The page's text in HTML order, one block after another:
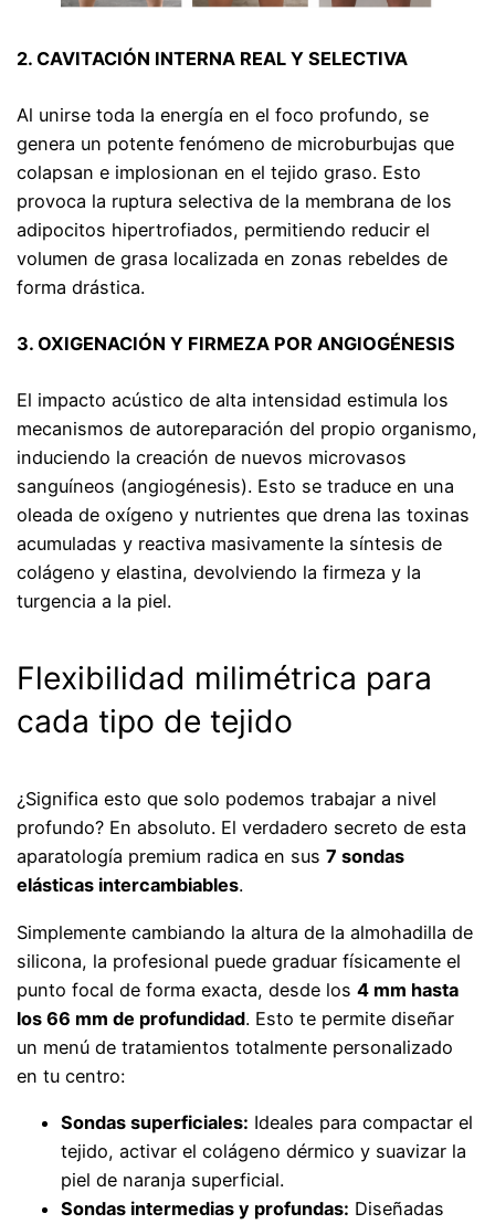
2. CAVITACIÓN INTERNA REAL Y SELECTIVA
Al unirse toda la energía en el foco profundo, se
genera un potente fenómeno de microburbujas que
colapsan e implosionan en el tejido graso. Esto
provoca la ruptura selectiva de la membrana de los
adipocitos hipertrofiados, permitiendo reducir el
volumen de grasa localizada en zonas rebeldes de
forma drástica.
3. OXIGENACIÓN Y FIRMEZA POR ANGIOGÉNESIS
El impacto acústico de alta intensidad estimula los
mecanismos de autoreparación del propio organismo,
induciendo la creación de nuevos microvasos
sanguíneos (angiogénesis). Esto se traduce en una
oleada de oxígeno y nutrientes que drena las toxinas
acumuladas y reactiva masivamente la síntesis de
colágeno y elastina, devolviendo la firmeza y la
turgencia a la piel.
Flexibilidad milimétrica para
cada tipo de tejido
¿Significa esto que solo podemos trabajar a nivel
profundo? En absoluto. El verdadero secreto de esta
aparatología premium radica en sus7 sondas
elásticas intercambiables.
Simplemente cambiando la altura de la almohadilla de
silicona, la profesional puede graduar físicamente el
punto focal de forma exacta, desde los4 mm hasta
los 66 mm de profundidad. Esto te permite diseñar
un menú de tratamientos totalmente personalizado
en tu centro:
Sondas superficiales: Ideales para compactar el
tejido, activar el colágeno dérmico y suavizar la
piel de naranja superficial.
Sondas intermedias y profundas: Diseñadas